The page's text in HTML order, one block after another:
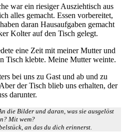
war ein riesiger Ausziehtisch aus
alles gemacht. Essen vorbereitet,
daran Hausaufgaben gemacht
Kolter auf den Tisch gelegt.
eine Zeit mit meiner Mutter und
Tisch klebte. Meine Mutter weinte.
bei uns zu Gast und ab und zu
der Tisch blieb uns erhalten, der
darunter.
die Bilder und daran, was sie ausgelöst
Mit wem?
an das du dich erinnerst.